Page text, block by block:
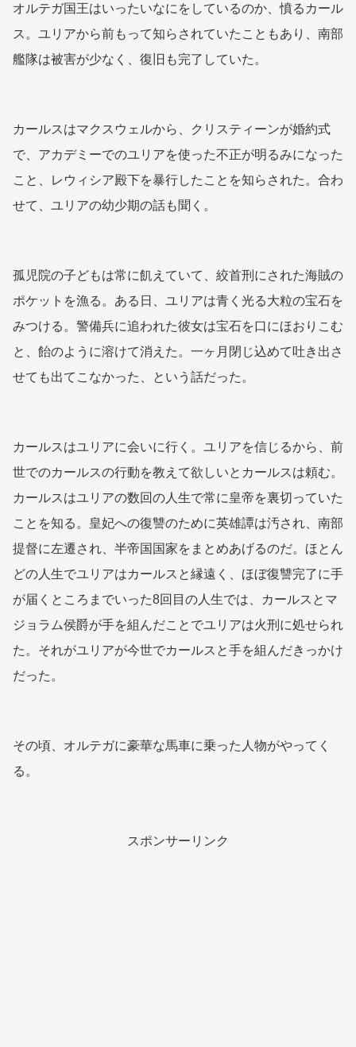
オルテガ国王はいったいなにをしているのか、憤るカール
ス。ユリアから前もって知らされていたこともあり、南部
艦隊は被害が少なく、復旧も完了していた。
カールスはマクスウェルから、クリスティーンが婚約式
で、アカデミーでのユリアを使った不正が明るみになった
こと、レウィシア殿下を暴行したことを知らされた。合わ
せて、ユリアの幼少期の話も聞く。
孤児院の子どもは常に飢えていて、絞首刑にされた海賊の
ポケットを漁る。ある日、ユリアは青く光る大粒の宝石を
みつける。警備兵に追われた彼女は宝石を口にほおりこむ
と、飴のように溶けて消えた。一ヶ月閉じ込めて吐き出さ
せても出てこなかった、という話だった。
カールスはユリアに会いに行く。ユリアを信じるから、前
世でのカールスの行動を教えて欲しいとカールスは頼む。
カールスはユリアの数回の人生で常に皇帝を裏切っていた
ことを知る。皇妃への復讐のために英雄譚は汚され、南部
提督に左遷され、半帝国国家をまとめあげるのだ。ほとん
どの人生でユリアはカールスと縁遠く、ほぼ復讐完了に手
が届くところまでいった8回目の人生では、カールスとマ
ジョラム侯爵が手を組んだことでユリアは火刑に処せられ
た。それがユリアが今世でカールスと手を組んだきっかけ
だった。
その頃、オルテガに豪華な馬車に乗った人物がやってく
る。
スポンサーリンク